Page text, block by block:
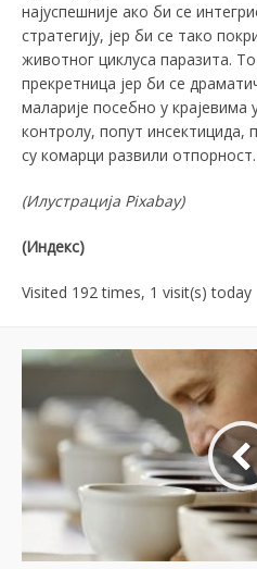
најуспешније ако би се
стратегију, јер би се тако
животног циклуса паразита.
прекретница јер би се
маларије посебно у крајевима
контролу, попут
су комарци развили отпорност.
(Илустрација Pixabay)
(Индекс)
Visited 192 times, 1 visit(s) today